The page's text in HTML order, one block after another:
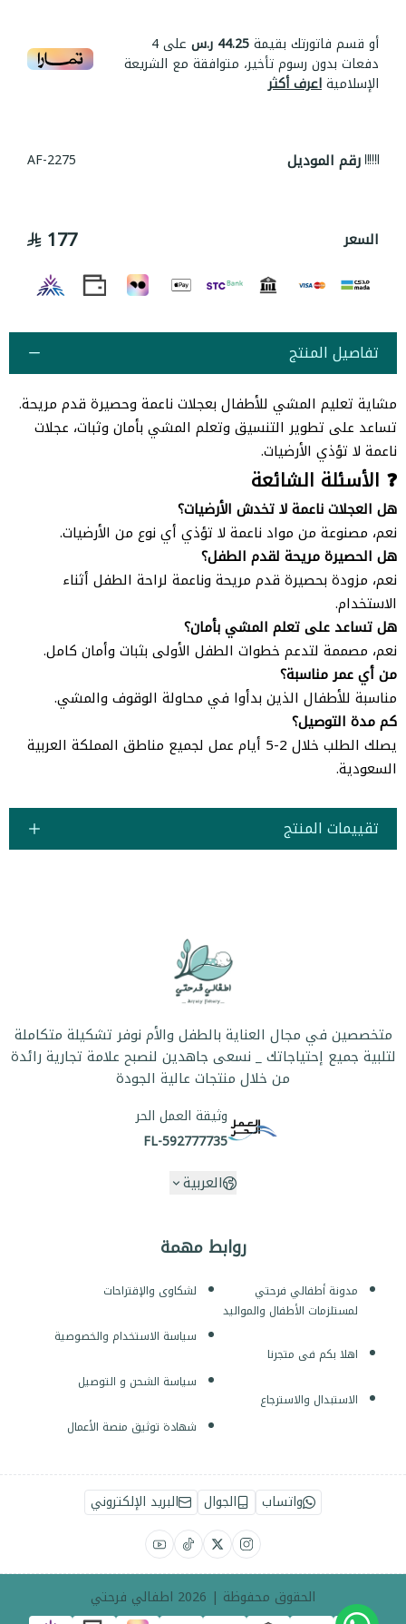
أو قسم فاتورتك بقيمة44.25 ر.س على4
دفعات بدون رسوم تأخير، متوافقة مع الشريعة
الإسلاميةاعرف أكثر
رقم الموديل AF-2275
السعر 177
تفاصيل المنتج
مشاية تعليم المشي للأطفال بعجلات ناعمة وحصيرة قدم مريحة.
تساعد على تطوير التنسيق وتعلم المشي بأمان وثبات، عجلات
ناعمة لا تؤذي الأرضيات.
❓ الأسئلة الشائعة
هل العجلات ناعمة لا تخدش الأرضيات؟
نعم، مصنوعة من مواد ناعمة لا تؤذي أي نوع من الأرضيات.
هل الحصيرة مريحة لقدم الطفل؟
نعم، مزودة بحصيرة قدم مريحة وناعمة لراحة الطفل أثناء
الاستخدام.
هل تساعد على تعلم المشي بأمان؟
نعم، مصممة لتدعم خطوات الطفل الأولى بثبات وأمان كامل.
من أي عمر مناسبة؟
مناسبة للأطفال الذين بدأوا في محاولة الوقوف والمشي.
كم مدة التوصيل؟
يصلك الطلب خلال 2-5 أيام عمل لجميع مناطق المملكة العربية
السعودية.
تقييمات المنتج
روابط مهمة
مدونة أطفالي فرحتي
لمستلزمات الأطفال والمواليد
اهلا بكم فى متجرنا
الاستبدال والاسترجاع
لشكاوى والإقتراحات
سياسة الاستخدام والخصوصية
سياسة الشحن و التوصيل
شهادة توثيق منصة الأعمال
متخصصين في مجال العناية بالطفل والأم نوفر تشكيلة متكاملة
لتلبية جميع إحتياجاتك _ نسعى جاهدين لنصبح علامة تجارية رائدة
من خلال منتجات عالية الجودة
وثيقة العمل الحر
FL-592777735
العربية
واتساب الجوال البريد الإلكتروني
الحقوق محفوظة | 2026 اطفالي فرحتي